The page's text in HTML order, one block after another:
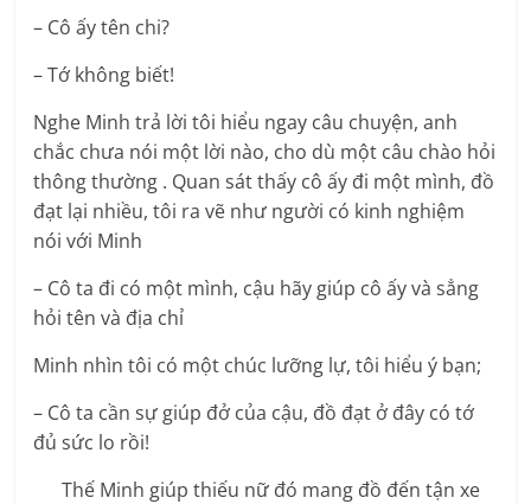
– Cô ấy tên chi?
– Tớ không biết!
Nghe Minh trả lời tôi hiểu ngay câu chuyện, anh
chắc chưa nói một lời nào, cho dù một câu chào hỏi
thông thường . Quan sát thấy cô ấy đi một mình, đồ
đạt lại nhiều, tôi ra vẽ như người có kinh nghiệm
nói với Minh
– Cô ta đi có một mình, cậu hãy giúp cô ấy và sẳng
hỏi tên và địa chỉ
Minh nhìn tôi có một chúc lưỡng lự, tôi hiểu ý bạn;
– Cô ta cần sự giúp đở của cậu, đồ đạt ở đây có tớ
đủ sức lo rồi!
Thế Minh giúp thiếu nữ đó mang đồ đến tận xe